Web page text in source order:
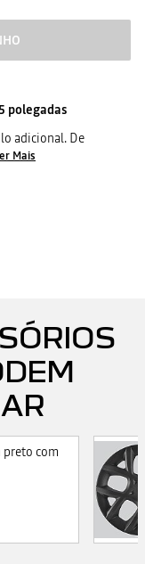
polegadas
adicional. De
Mais
preto com